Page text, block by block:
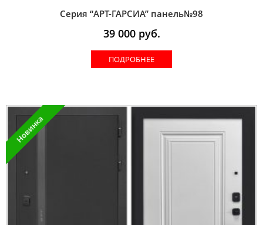
Серия “AРT-ГАРСИА” панель№98
39 000руб.
ПОДРОБНЕЕ
Новинка